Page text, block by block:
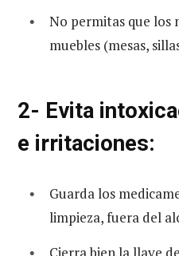
No permitas que los
muebles (mesas,
2- Evita
e irritaciones:
Guarda los
limpieza, fuera del
Cierra bien la llave